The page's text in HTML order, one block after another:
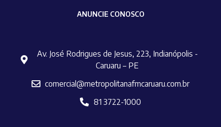
ANUNCIE CONOSCO
Av. José Rodrigues de Jesus, 223, Indianópolis -
Caruaru – PE
comercial@metropolitanafmcaruaru.com.br
81 3722-1000